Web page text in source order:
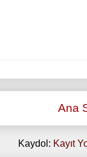
Ana
Kaydol: Kayıt